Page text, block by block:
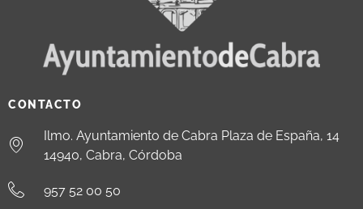
CONTACTO
Ilmo. Ayuntamiento de Cabra Plaza de España, 14
14940, Cabra, Córdoba
957 52 00 50